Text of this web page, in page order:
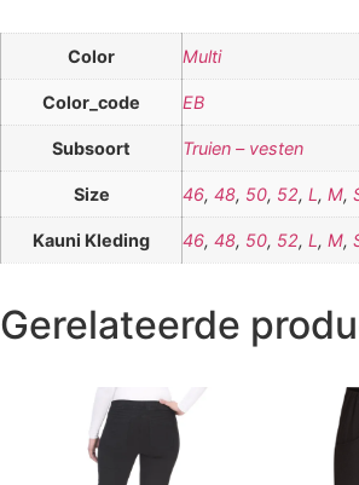
Color Multi
Color_code EB
Subsoort Truien – vesten
Size 46, 48, 50, 52, L , M,
Kauni Kleding 46, 48, 50, 52, L , M,
Gerelateerde